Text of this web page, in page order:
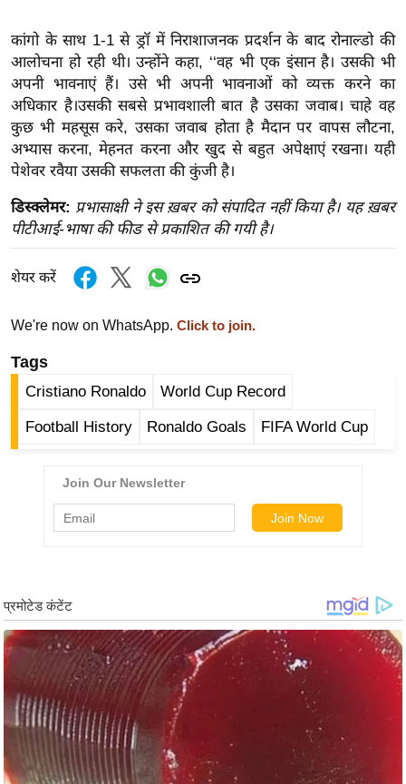
य
त
यं
ग
इं
डि
या
सा
हि
ज
त
ऑ
र्ल्ड
रं
ज
न
ग
त
बॉ
ली
कांगो के साथ 1-1 से ड्रॉ में निराशाजनक प्रदर्शन के बाद रोनाल्डो की
आलोचना हो रही थी। उन्होंने कहा, ‘‘वह भी एक इंसान है। उसकी भी
अपनी भावनाएं हैं। उसे भी अपनी भावनाओं को व्यक्त करने का
अधिकार है।उसकी सबसे प्रभावशाली बात है उसका जवाब। चाहे वह
कुछ भी महसूस करे, उसका जवाब होता है मैदान पर वापस लौटना,
अभ्यास करना, मेहनत करना और खुद से बहुत अपेक्षाएं रखना। यही
पेशेवर रवैया उसकी सफलता की कुंजी है।
डिस्क्लेमर: प्रभासाक्षी ने इस ख़बर को संपादित नहीं किया है। यह ख़बर
पीटीआई-भाषा की फीड से प्रकाशित की गयी है।
शेयर करें
We're now on WhatsApp. Click to join.
Tags
Cristiano Ronaldo World Cup Record
Football History Ronaldo Goals FIFA World Cup